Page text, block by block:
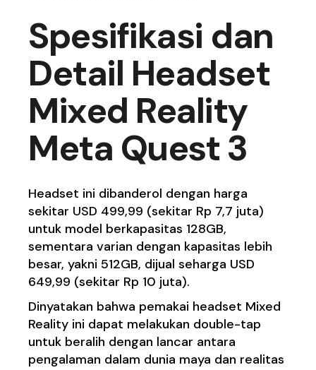
Spesifikasi dan
Detail Headset
Mixed Reality
Meta Quest 3
Headset ini dibanderol dengan harga
sekitar USD 499,99 (sekitar Rp 7,7 juta)
untuk model berkapasitas 128GB,
sementara varian dengan kapasitas lebih
besar, yakni 512GB, dijual seharga USD
649,99 (sekitar Rp 10 juta).
Dinyatakan bahwa pemakai headset Mixed
Reality ini dapat melakukan double-tap
untuk beralih dengan lancar antara
pengalaman dalam dunia maya dan realitas